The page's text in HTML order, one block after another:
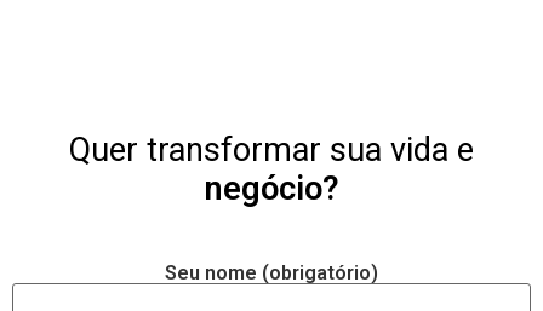
Quer transformar sua vida e
negócio?
Seu nome (obrigatório)